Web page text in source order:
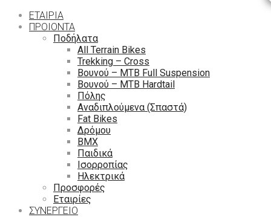
ΕΤΑΙΡΙΑ
ΠΡΟΙΟΝΤΑ
Ποδήλατα
All Terrain Bikes
Trekking – Cross
Βουνού – MTB Full Suspension
Βουνού – MTB Hardtail
Πόλης
Αναδιπλούμενα (Σπαστά)
Fat Bikes
Δρόμου
ΒΜΧ
Παιδικά
Ισορροπίας
Ηλεκτρικά
Προσφορές
Εταιρίες
ΣΥΝΕΡΓΕΙΟ